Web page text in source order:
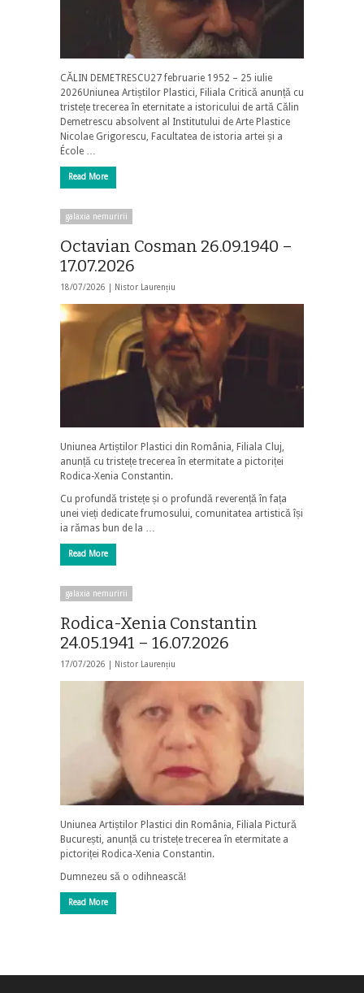
CĂLIN DEMETRESCU27 februarie 1952 – 25 iulie
2026Uniunea Artiștilor Plastici, Filiala Critică anunță cu
tristețe trecerea în eternitate a istoricului de artă Călin
Demetrescu absolvent al Institutului de Arte Plastice
Nicolae Grigorescu, Facultatea de istoria artei și a
École …
Read More
galaxia nemuririi
Octavian Cosman 26.09.1940 –
17.07.2026
18/07/2026 | Nistor Laurențiu
Uniunea Artiștilor Plastici din România, Filiala Cluj,
anunță cu tristețe trecerea în etermitate a pictoriței
Rodica-Xenia Constantin.
Cu profundă tristețe și o profundă reverență în fața
unei vieți dedicate frumosului, comunitatea artistică își
ia rămas bun de la …
Read More
galaxia nemuririi
Rodica-Xenia Constantin
24.05.1941 – 16.07.2026
17/07/2026 | Nistor Laurențiu
Uniunea Artiștilor Plastici din România, Filiala Pictură
București, anunță cu tristețe trecerea în etermitate a
pictoriței Rodica-Xenia Constantin.
Dumnezeu să o odihnească!
Read More